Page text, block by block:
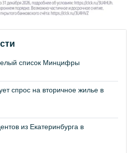
список Минцифры
спрос на вторичное жилье в
из Екатеринбурга в